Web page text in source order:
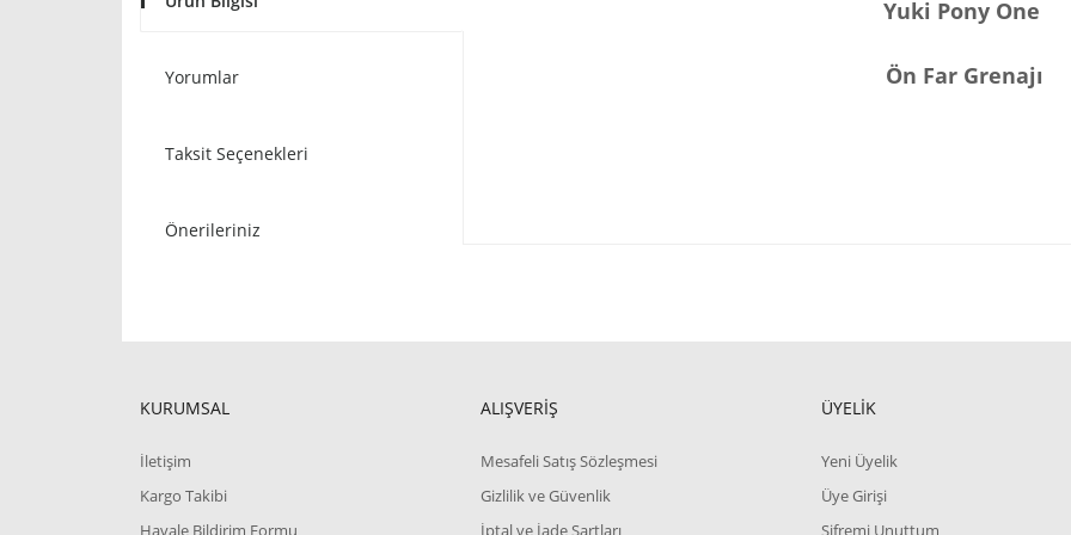
Yorumlar
Taksit Seçenekleri
Önerileriniz
Yuki Pony One
Ön Far Grenajı
KURUMSAL
İletişim
Kargo Takibi
Havale Bildirim Formu
ALIŞVERİŞ
Mesafeli Satış Sözleşmesi
Gizlilik ve Güvenlik
İptal ve İade Şartları
ÜYELİK
Yeni Üyelik
Üye Girişi
Şifremi Unuttum